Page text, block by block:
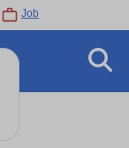
Job